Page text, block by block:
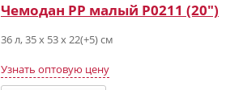
Чемодан PP малый Р0211 (20")
36 л, 35 x 53 x 22(+5) см
Узнать оптовую цену